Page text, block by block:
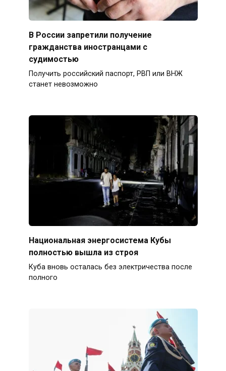
В России запретили получение
гражданства иностранцами с
судимостью
Получить российский паспорт, РВП или ВНЖ
станет невозможно
Национальная энергосистема Кубы
полностью вышла из строя
Куба вновь осталась без электричества после
полного